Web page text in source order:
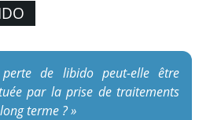
de libido peut-elle être
par la prise de traitements
terme ? »